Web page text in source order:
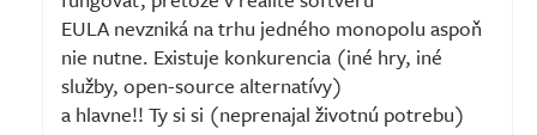
EULA nevzniká na trhu jedného monopolu aspoň
nie nutne. Existuje konkurencia (iné hry, iné
služby, open-source alternatívy)
a hlavne!! Ty si si (neprenajal životnú potrebu)